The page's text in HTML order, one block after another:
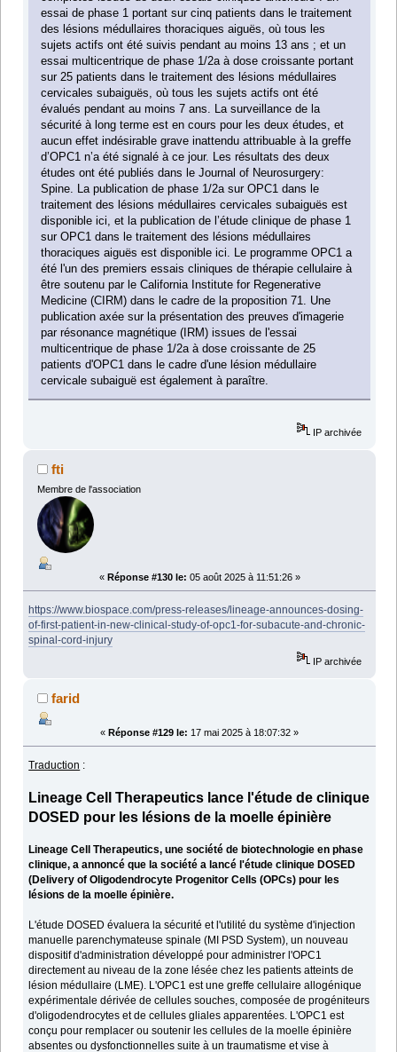
essai de phase 1 portant sur cinq patients dans le traitement
des lésions médullaires thoraciques aiguës, où tous les
sujets actifs ont été suivis pendant au moins 13 ans ; et un
essai multicentrique de phase 1/2a à dose croissante portant
sur 25 patients dans le traitement des lésions médullaires
cervicales subaiguës, où tous les sujets actifs ont été
évalués pendant au moins 7 ans. La surveillance de la
sécurité à long terme est en cours pour les deux études, et
aucun effet indésirable grave inattendu attribuable à la greffe
d’OPC1 n’a été signalé à ce jour. Les résultats des deux
études ont été publiés dans le Journal of Neurosurgery:
Spine. La publication de phase 1/2a sur OPC1 dans le
traitement des lésions médullaires cervicales subaiguës est
disponible ici, et la publication de l’étude clinique de phase 1
sur OPC1 dans le traitement des lésions médullaires
thoraciques aiguës est disponible ici. Le programme OPC1 a
été l'un des premiers essais cliniques de thérapie cellulaire à
être soutenu par le California Institute for Regenerative
Medicine (CIRM) dans le cadre de la proposition 71. Une
publication axée sur la présentation des preuves d'imagerie
par résonance magnétique (IRM) issues de l'essai
multicentrique de phase 1/2a à dose croissante de 25
patients d'OPC1 dans le cadre d'une lésion médullaire
cervicale subaiguë est également à paraître.
IP archivée
fti
Membre de l'association
« Réponse #130 le: 05 août 2025 à 11:51:26 »
https://www.biospace.com/press-releases/lineage-announces-dosing-
of-first-patient-in-new-clinical-study-of-opc1-for-subacute-and-chronic-
spinal-cord-injury
IP archivée
farid
« Réponse #129 le: 17 mai 2025 à 18:07:32 »
Traduction :
Lineage Cell Therapeutics lance l'étude de clinique
DOSED pour les lésions de la moelle épinière
Lineage Cell Therapeutics, une société de biotechnologie en phase
clinique, a annoncé que la société a lancé l'étude clinique DOSED
(Delivery of Oligodendrocyte Progenitor Cells (OPCs) pour les
lésions de la moelle épinière.
L'étude DOSED évaluera la sécurité et l'utilité du système d'injection
manuelle parenchymateuse spinale (MI PSD System), un nouveau
dispositif d'administration développé pour administrer l'OPC1
directement au niveau de la zone lésée chez les patients atteints de
lésion médullaire (LME). L'OPC1 est une greffe cellulaire allogénique
expérimentale dérivée de cellules souches, composée de progéniteurs
d'oligodendrocytes et de cellules gliales apparentées. L'OPC1 est
conçu pour remplacer ou soutenir les cellules de la moelle épinière
absentes ou dysfonctionnelles suite à un traumatisme et vise à